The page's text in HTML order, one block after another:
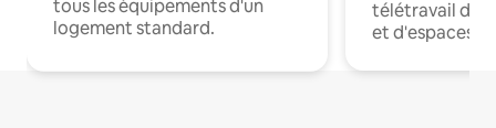
tous les équipements d'un
logement standard.
télétravail
et d'espaces